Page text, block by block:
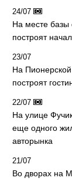
24/07
На месте базы
построят
23/07
На
построят
22/07
На улице
еще одного
авторынка
21/07
Во дворах на